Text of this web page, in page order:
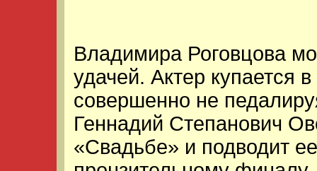
Владимира Роговцова
удачей. Актер купается
совершенно не
Геннадий Степанович
«Свадьбе» и подводит